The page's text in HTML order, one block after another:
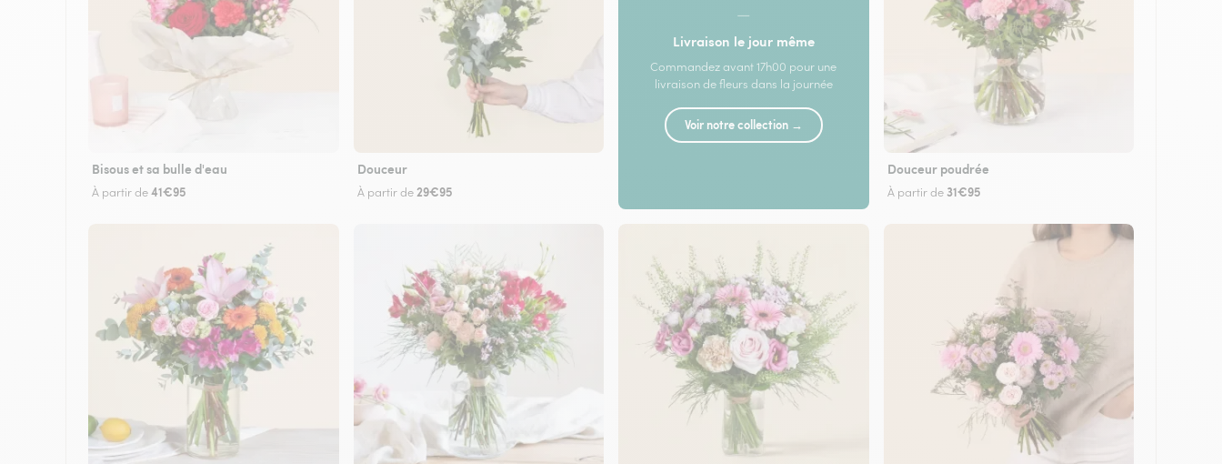
Bisous et sa bulle d'eau
À partir de41€95
Douceur
À partir de 29€95
—
Livraison le jour même
Commandez avant 17h00 pour une
livraison de fleurs dans la journée
Voir notre collection →
Douceur poudrée
À partir de 31€95